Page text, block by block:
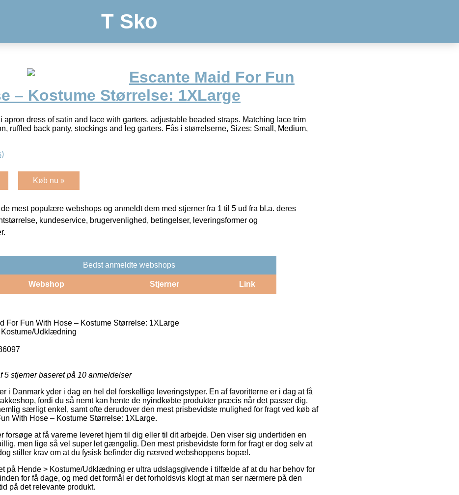
T Sko
Escante Maid For Fun
– Kostume Størrelse: 1XLarge
apron dress of satin and lace with garters, adjustable beaded straps. Matching lace trim
ruffled back panty, stockings and leg garters. Fås i størrelserne, Sizes: Small, Medium,
Køb nu »
mest populære webshops og anmeldt dem med stjerner fra 1 til 5 ud fra bl.a. deres
kundeservice, brugervenlighed, betingelser, leveringsformer og
Bedst anmeldte webshops
Webshop Stjerner Link
For Fun With Hose – Kostume Størrelse: 1XLarge
Kostume/Udklædning
5 stjerner baseret på 10 anmeldelser
i Danmark yder i dag en hel del forskellige leveringstyper. En af favoritterne er i dag at få
fordi du så nemt kan hente de nyindkøbte produkter præcis når det passer dig.
særligt enkel, samt ofte derudover den mest prisbevidste mulighed for fragt ved køb af
With Hose – Kostume Størrelse: 1XLarge.
forsøge at få varerne leveret hjem til dig eller til dit arbejde. Den viser sig undertiden en
men lige så vel super let gængelig. Den mest prisbevidste form for fragt er dog selv at
stiller krav om at du fysisk befinder dig nærved webshoppens bopæl.
på Hende > Kostume/Udklædning er ultra udslagsgivende i tilfælde af at du har behov for
for få dage, og med det formål er det forholdsvis klogt at man ser nærmere på den
på det relevante produkt.